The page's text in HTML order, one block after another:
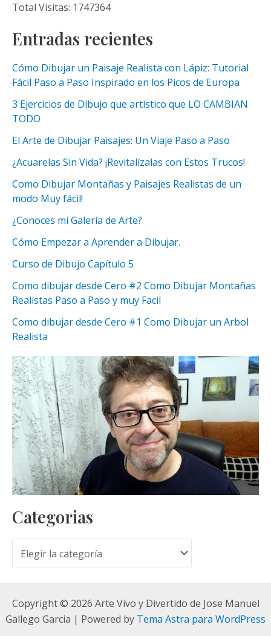
Total Visitas: 1747364
Entradas recientes
Cómo Dibujar un Paisaje Realista con Lápiz: Tutorial
Fácil Paso a Paso Inspirado en los Picos de Europa
3 Ejercicios de Dibujo que artístico que LO CAMBIAN
TODO
El Arte de Dibujar Paisajes: Un Viaje Paso a Paso
¿Acuarelas Sin Vida? ¡Revitalízalas con Estos Trucos!
Como Dibujar Montañas y Paisajes Realistas de un
modo Muy fácil!
¿Conoces mi Galería de Arte?
Cómo Empezar a Aprender a Dibujar.
Curso de Dibujo Capítulo 5
Como dibujar desde Cero #2 Como Dibujar Montañas
Realistas Paso a Paso y muy Facil
Como dibujar desde Cero #1 Como Dibujar un Arbol
Realista
Categorias
a
t
e
g
Copyright © 2026 Arte Vivo y Divertido de Jose Manuel
Gallego Garcia | Powered by Tema Astra para WordPress